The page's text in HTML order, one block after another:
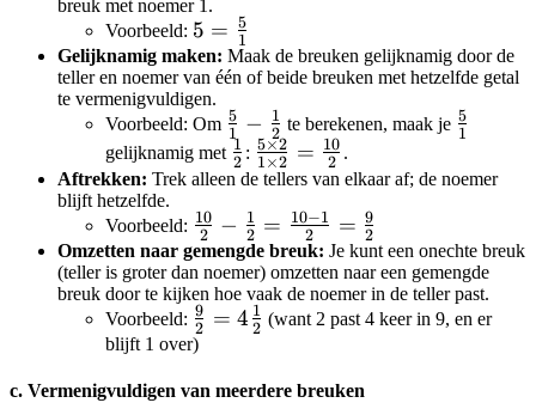
\frac{3
\times 4}
{8 \times
3} =
\frac{12}
{24}
{2}
breuk met noemer 1.
Voorbeeld: 5 =
\frac{5}
{1}
5 = 1
5
Gelijknamig maken: Maak de breuken gelijknamig door de
teller en noemer van één of beide breuken met hetzelfde getal
te vermenigvuldigen.
Voorbeeld: Om \frac{5}
{1} -
\frac{1}
{2}
1
5 − 2
1 te berekenen, maak je 1
5
gelijknamig met \frac{1}
{2}
2
1 : \frac{5
\times 2}
{1 \times
2} =
\frac{10}
{2}
1×2
5×2 = 2
10 .
Aftrekken: Trek alleen de tellers van elkaar af; de noemer
blijft hetzelfde.
Voorbeeld: \frac{10}
{2} -
\frac{1}
{2} =
\frac{10
- 1}{2} =
\frac{9}
2
10 − 2
1 = 2
10−1 = 2
9
Omzetten naar gemengde breuk: Je kunt een onechte breuk
(teller is groter dan noemer) omzetten naar een gemengde
breuk door te kijken hoe vaak de noemer in de teller past.
Voorbeeld: \frac{9}
{2} =
{2}
2
9 = 4 2
1 (want 2 past 4 keer in 9, en er
blijft 1 over)
c. Vermenigvuldigen van meerdere breuken